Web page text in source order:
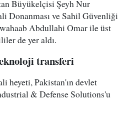
Büyükelçisi Şeyh Nur
Donanması ve Sahil Güvenliği
Abdullahi Omar ile üst
de yer aldı.
transferi
heyeti, Pakistan'ın devlet
& Defense Solutions'u